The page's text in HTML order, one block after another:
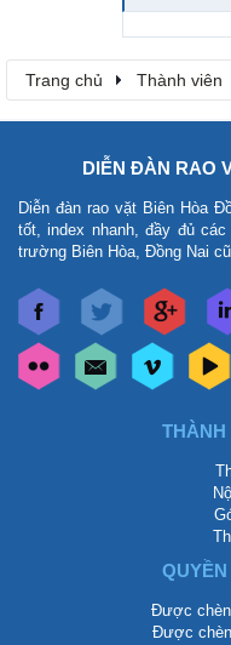
Trang chủ Thành viên
DIỄN ĐÀN RAO
Diễn đàn rao vặt Biên Hòa
tốt, index nhanh, đầy đủ
trường Biên Hòa, Đồng Nai
THÀNH
Được
Được